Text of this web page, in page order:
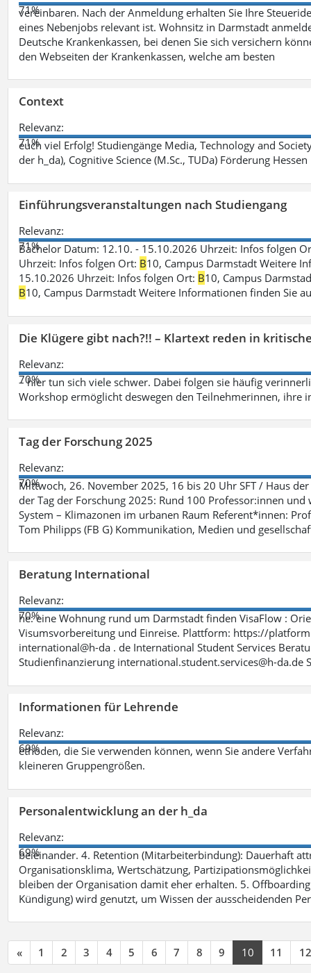
71%
vereinbaren. Nach der Anmeldung erhalten Sie Ihre
eines Nebenjobs relevant ist. Wohnsitz in Darmstadt
Deutsche Krankenkassen, bei denen Sie sich versichern
den Webseiten der Krankenkassen, welche am besten
Context
Relevanz:
71%
euch viel Erfolg! Studiengänge Media, Technology and
der h_da), Cognitive Science (M.Sc., TUDa) Förderung
Einführungsveranstaltungen nach Studiengang
Relevanz:
71%
Bachelor Datum: 12.10. - 15.10.2026 Uhrzeit: Infos folgen
Uhrzeit: Infos folgen Ort: B10, Campus Darmstadt Weitere
15.10.2026 Uhrzeit: Infos folgen Ort: B10, Campus
B10, Campus Darmstadt Weitere Informationen finden Sie
Die Klügere gibt nach?!! – Klartext reden in
Relevanz:
70%
– hier tun sich viele schwer. Dabei folgen sie häufig
Workshop ermöglicht deswegen den Teilnehmerinnen, ihre
Tag der Forschung 2025
Relevanz:
70%
Mittwoch, 26. November 2025, 16 bis 20 Uhr SFT / Haus
der Tag der Forschung 2025: Rund 100 Professor:innen
System – Klimazonen im urbanen Raum Referent*innen:
Tom Philipps (FB G) Kommunikation, Medien und
Beratung International
Relevanz:
70%
he: eine Wohnung rund um Darmstadt finden VisaFlow :
Visumsvorbereitung und Einreise. Plattform: https://
international@h-da . de International Student Services
Studienfinanzierung international.student.services@h-da.de
Informationen für Lehrende
Relevanz:
69%
ethoden, die Sie verwenden können, wenn Sie andere
kleineren Gruppengrößen.
Personalentwicklung an der h_da
Relevanz:
69%
beieinander. 4. Retention (Mitarbeiterbindung): Dauerhaft
Organisationsklima, Wertschätzung,
bleiben der Organisation damit eher erhalten. 5.
Kündigung) wird genutzt, um Wissen der ausscheidenden
« 1 2 3 4 5 6 7 8 9 10 11 12